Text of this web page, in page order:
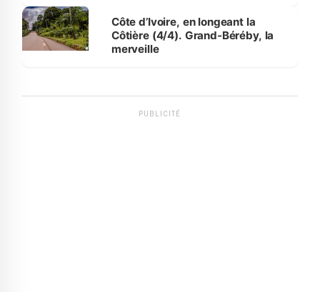
Côte d’Ivoire, en longeant la
Côtière (4/4). Grand-Béréby, la
merveille
PUBLICITÉ